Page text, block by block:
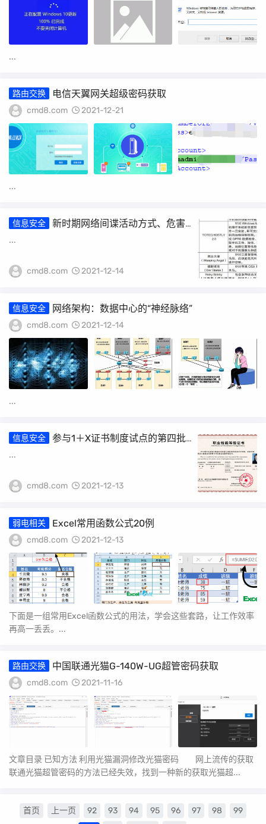
...
路由交换 电信天翼网关超级密码获取
cmd8.com 2021-12-21
...
信息安全
新时期网络间谍活动方式、危害
...
cmd8.com 2021-12-14
信息安全 网络架构：数据中心的“神经脉络”
cmd8.com 2021-12-14
...
信息安全
参与1＋X证书制度试点的第四批
名单
...
cmd8.com 2021-12-13
弱电相关 Excel常用函数公式20例
cmd8.com 2021-12-13
下面是一组常用Excel函数公式的用法，学会这些套路，让工作效率
再高一丢丢。...
路由交换 中国联通光猫G-140W-UG超管密码获取
cmd8.com 2021-11-16
文章目录 已知方法 利用光猫漏洞修改光猫密码 网上流传的获取
联通光猫超管密码的方法已经失效，找到一种新的获取光猫超...
首页 上一页 92 93 94 95 96 97 98
99